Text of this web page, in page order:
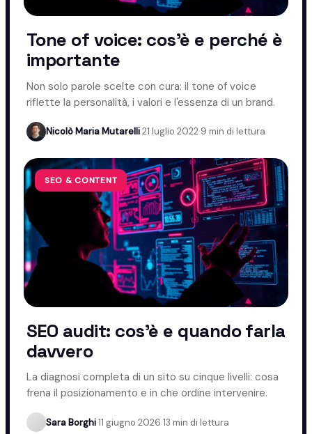
Tone of voice: cos'è e perché è
importante
Non solo parole scelte con cura: il tone of voice
riflette la personalità, i valori e l'essenza di un brand.
Nicolò Maria Mutarelli·21 luglio 2022·9 min di lettura
SEO & CONTENT
SEO audit: cos'è e quando farla
davvero
La diagnosi completa di un sito su cinque livelli: cosa
frena il posizionamento e in che ordine intervenire.
Sara Borghi·11 giugno 2026·13 min di lettura